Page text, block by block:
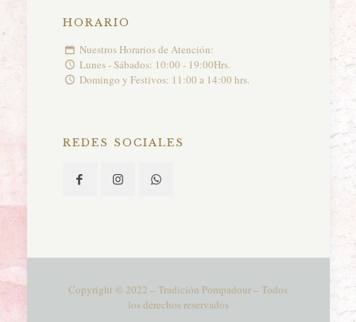
HORARIO
Nuestros Horarios de Atención:
Lunes - Sábados: 10:00 - 19:00Hrs.
Domingo y Festivos: 11:00 a 14:00 hrs.
REDES SOCIALES
Copyright © 2022 – Tradición Pompadour – Todos
los derechos reservados